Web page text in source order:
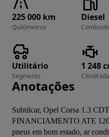
225 000 km
Quilómetros
Diesel
Utilitário
Segmento
1 248
Cilindrada
Anotações
Subtilcar, Opel Corsa 1.3
FINANCIAMENTO ATE
pneus em bom estado, ar